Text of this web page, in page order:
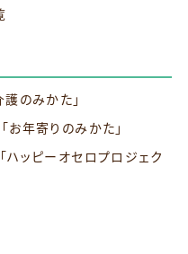
護のみかた」
「お年寄りのみかた」
「ハッピーオセロプロジェク